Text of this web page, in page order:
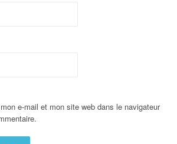
e-mail et mon site web dans le navigateur